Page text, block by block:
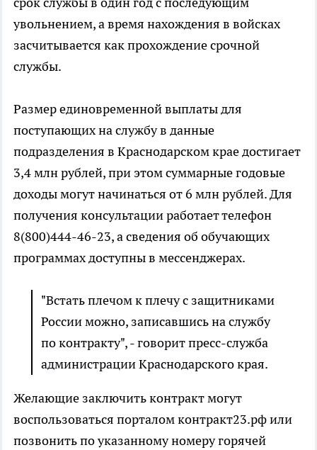
увольнением, а время нахождения в войсках
засчитывается как прохождение срочной
службы.
Размер единовременной выплаты для
поступающих на службу в данные
подразделения в Краснодарском крае достигает
3,4 млн рублей, при этом суммарные годовые
доходы могут начинаться от 6 млн рублей. Для
получения консультации работает телефон
8(800)444-46-23, а сведения об обучающих
программах доступны в мессенджерах.
"Встать плечом к плечу с защитниками
России можно, записавшись на службу
по контракту", - говорит пресс-служба
администрации Краснодарского края.
Желающие заключить контракт могут
воспользоваться порталом контракт23.рф или
позвонить по указанному номеру горячей